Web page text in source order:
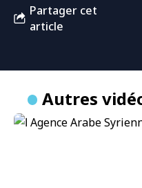
Partager cet
article
Autres